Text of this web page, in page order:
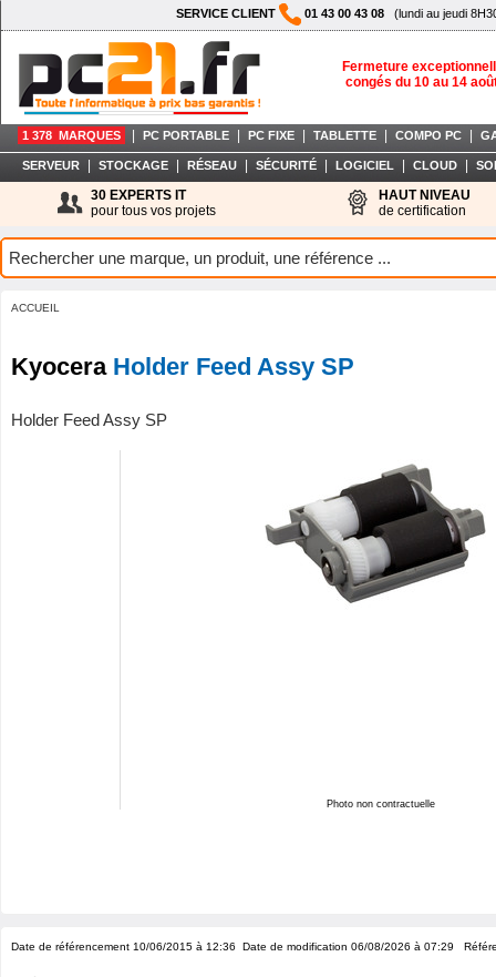
SERVICE CLIENT 01 43 00 43 08 (lundi au jeudi
Fermeture
congés du 10 au 14
1 378 MARQUES PC PORTABLE PC FIXE TABLETTE COMPO PC
SERVEUR STOCKAGE RÉSEAU SÉCURITÉ LOGICIEL CLOUD
30 EXPERTS IT
pour tous vos projets
HAUT NIVEAU
de certification
ACCUEIL
Kyocera Holder Feed Assy SP
Holder Feed Assy SP
Photo non contractuelle
Date de référencement 10/06/2015 à 12:36 Date de modification 06/08/2026 à 07:29